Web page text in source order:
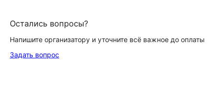
Остались вопросы?
Напишите организатору и уточните всё важное до оплаты
Задать вопрос